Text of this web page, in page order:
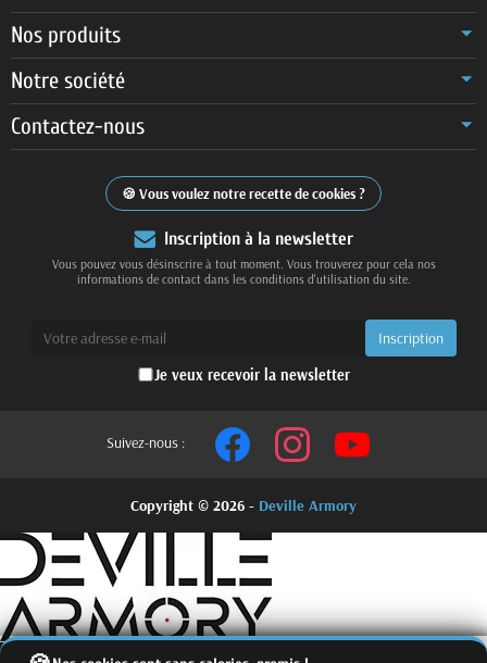
Nos produits
Notre société
Contactez-nous
Vous voulez notre recette de cookies ?
Inscription à la newsletter
Vous pouvez vous désinscrire à tout moment. Vous trouverez pour cela nos
informations de contact dans les conditions d'utilisation du site.
Je veux recevoir la newsletter
Suivez-nous :
Copyright © 2026 - Deville Armory